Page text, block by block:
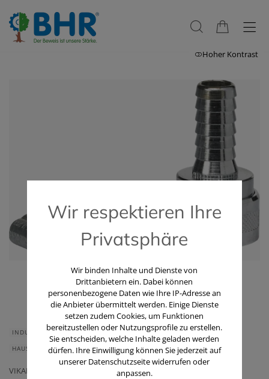
Hoher Kontrast
INDUSTRIE & HANDWERK
GASTRONOMIE & HOTELLERIE
HAUS & HEIM
GERÄTE & ZUBEHÖR RAUMLUFTTECHNIK
VIKAN
Wir respektieren Ihre
Privatsphäre
Wir binden Inhalte und Dienste von
Drittanbietern ein. Dabei können
personenbezogene Daten wie Ihre IP-Adresse an
die Anbieter übermittelt werden. Einige Dienste
setzen zudem Cookies, um Funktionen
bereitzustellen oder Nutzungsprofile zu erstellen.
Sie entscheiden, welche Inhalte geladen werden
dürfen. Ihre Einwilligung können Sie jederzeit auf
unserer Datenschutzseite widerrufen oder
anpassen.